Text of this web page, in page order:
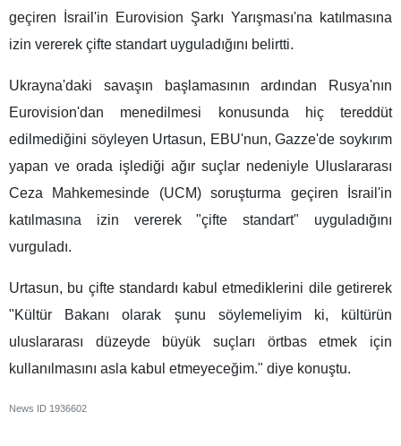
geçiren İsrail'in Eurovision Şarkı Yarışması'na katılmasına
izin vererek çifte standart uyguladığını belirtti.
Ukrayna'daki savaşın başlamasının ardından Rusya'nın
Eurovision'dan menedilmesi konusunda hiç tereddüt
edilmediğini söyleyen Urtasun, EBU'nun, Gazze'de soykırım
yapan ve orada işlediği ağır suçlar nedeniyle Uluslararası
Ceza Mahkemesinde (UCM) soruşturma geçiren İsrail'in
katılmasına izin vererek "çifte standart" uyguladığını
vurguladı.
Urtasun, bu çifte standardı kabul etmediklerini dile getirerek
"Kültür Bakanı olarak şunu söylemeliyim ki, kültürün
uluslararası düzeyde büyük suçları örtbas etmek için
kullanılmasını asla kabul etmeyeceğim." diye konuştu.
News ID 1936602